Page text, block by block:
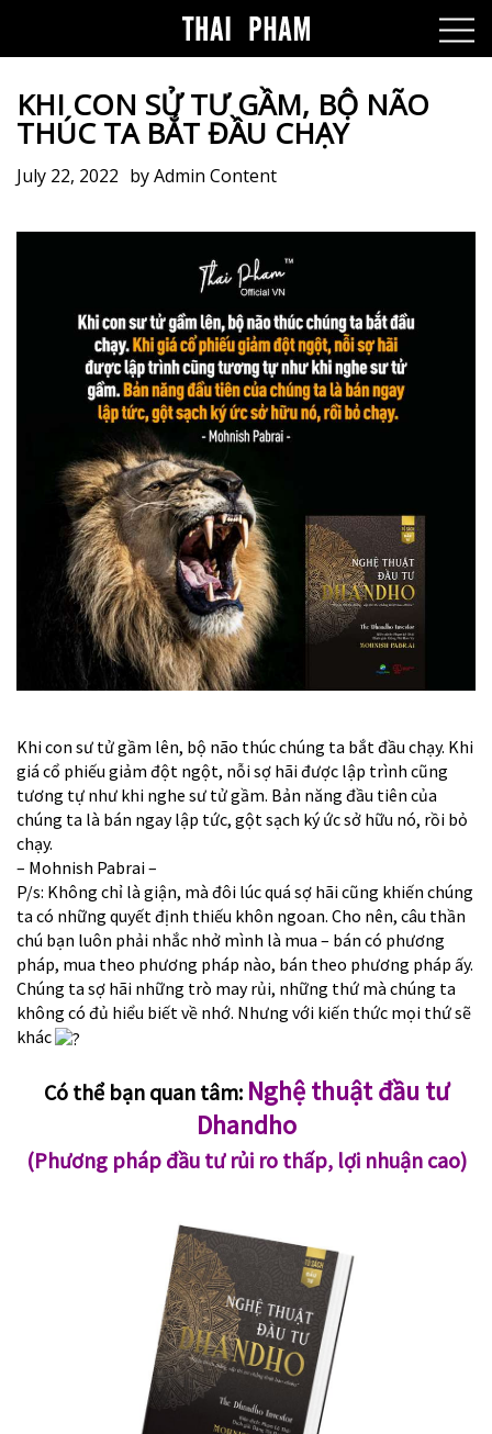
KHI CON SỬ TƯ GẦM, BỘ NÃO
THÚC TA BẮT ĐẦU CHẠY
July 22, 2022 byAdmin Content
Khi con sư tử gầm lên, bộ não thúc chúng ta bắt đầu chạy. Khi
giá cổ phiếu giảm đột ngột, nỗi sợ hãi được lập trình cũng
tương tự như khi nghe sư tử gầm. Bản năng đầu tiên của
chúng ta là bán ngay lập tức, gột sạch ký ức sở hữu nó, rồi bỏ
chạy.
– Mohnish Pabrai –
P/s: Không chỉ là giận, mà đôi lúc quá sợ hãi cũng khiến chúng
ta có những quyết định thiếu khôn ngoan. Cho nên, câu thần
chú bạn luôn phải nhắc nhở mình là mua – bán có phương
pháp, mua theo phương pháp nào, bán theo phương pháp ấy.
Chúng ta sợ hãi những trò may rủi, những thứ mà chúng ta
không có đủ hiểu biết về nhớ. Nhưng với kiến thức mọi thứ sẽ
khác
Có thể bạn quan tâm: Nghệ thuật đầu tư
Dhandho
(Phương pháp đầu tư rủi ro thấp, lợi nhuận cao)